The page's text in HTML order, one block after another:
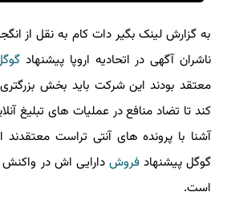
به گزارش لینک بگیر دات کام به نقل از
ناشران آگهی در اتحادیه اروپا پیشنهاد
معتقد بودند این شرکت باید بخش
کند تا تضاد منافع در عملیات های تبلیغ
آشنا با پرونده های آنتی تراست
گوگل پیشنهادفروش دارایی اش در واکنش
است.